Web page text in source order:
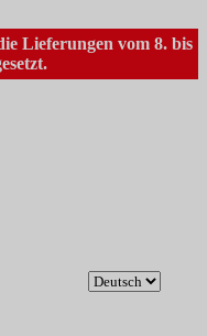
Lieferungen vom 8. bis